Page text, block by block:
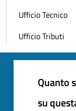
Ufficio Tecnico
Ufficio Tributi
Quanto
su